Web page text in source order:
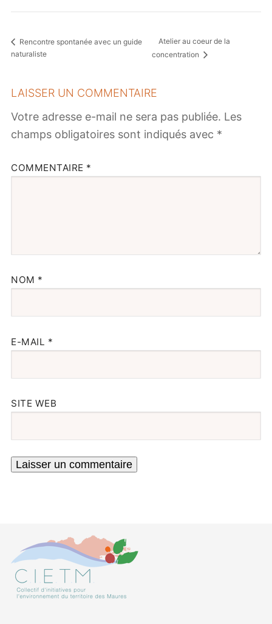
Rencontre spontanée avec un guide
naturaliste
Atelier au coeur de la
concentration
LAISSER UN COMMENTAIRE
Votre adresse e-mail ne sera pas publiée. Les
champs obligatoires sont indiqués avec *
COMMENTAIRE *
NOM *
E-MAIL *
SITE WEB